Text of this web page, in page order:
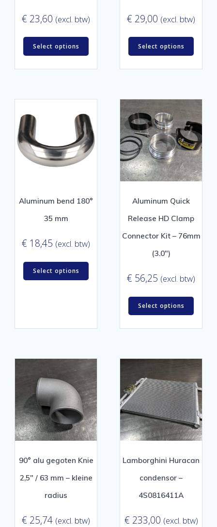
€ 23,60 (excl. btw)
Select options
€ 29,00 (excl. btw)
Select options
Aluminum bend 180°
35 mm
€ 18,45 (excl. btw)
Select options
Aluminum Quick
Release HD Clamp
Connector Kit – 76mm
(3.0″)
€ 56,25 (excl. btw)
Select options
90° alu gegoten Knie
2,5″ / 63 mm – kleine
radius
€ 25,74 (excl. btw)
Lamborghini Huracan
condensor –
4S0816411A
€ 233,00 (excl. btw)